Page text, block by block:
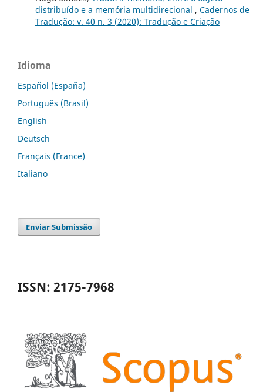
distribuído e a memória multidirecional , Cadernos de
Tradução: v. 40 n. 3 (2020): Tradução e Criação
Idioma
Español (España)
Português (Brasil)
English
Deutsch
Français (France)
Italiano
Enviar Submissão
ISSN: 2175-7968